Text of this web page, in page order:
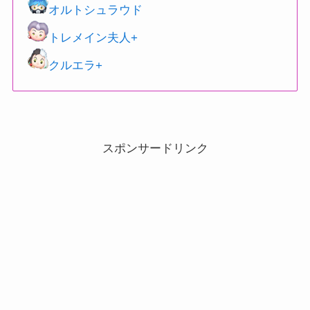
オルトシュラウド
トレメイン夫人+
クルエラ+
スポンサードリンク